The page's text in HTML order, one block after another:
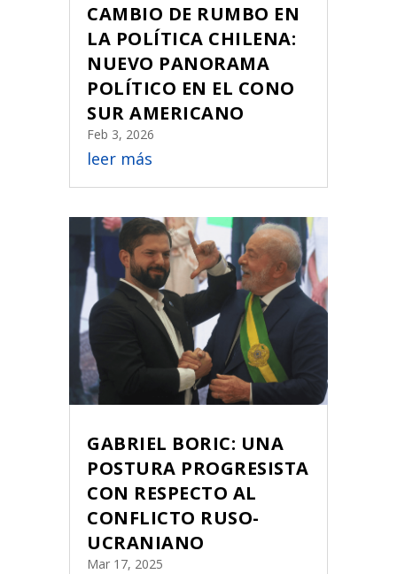
CAMBIO DE RUMBO EN
LA POLÍTICA CHILENA:
NUEVO PANORAMA
POLÍTICO EN EL CONO
SUR AMERICANO
Feb 3, 2026
leer más
GABRIEL BORIC: UNA
POSTURA PROGRESISTA
CON RESPECTO AL
CONFLICTO RUSO-
UCRANIANO
Mar 17, 2025